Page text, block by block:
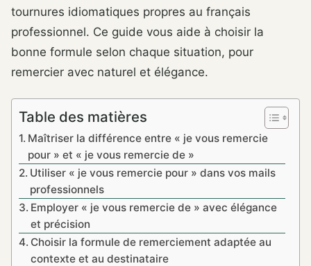
tournures idiomatiques propres au français
professionnel. Ce guide vous aide à choisir la
bonne formule selon chaque situation, pour
remercier avec naturel et élégance.
Table des matières
Maîtriser la différence entre « je vous remercie
pour » et « je vous remercie de »
Utiliser « je vous remercie pour » dans vos mails
professionnels
Employer « je vous remercie de » avec élégance
et précision
Choisir la formule de remerciement adaptée au
contexte et au destinataire